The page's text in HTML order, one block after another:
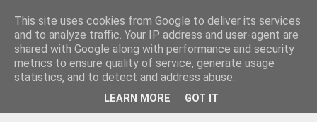
This site uses cookies from Google to deliver its services
and to analyze traffic. Your IP address and user-agent are
shared with Google along with performance and security
metrics to ensure quality of service, generate usage
statistics, and to detect and address abuse.
LEARN MORE GOT IT